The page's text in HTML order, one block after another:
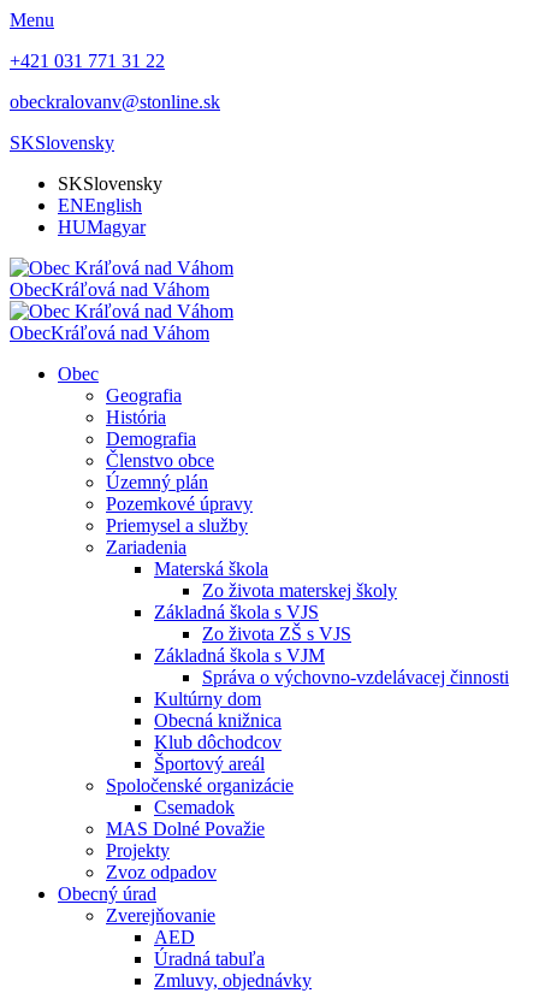
Menu
+421 031 771 31 22
obeckralovanv@stonline.sk
SKSlovensky
SKSlovensky
ENEnglish
HUMagyar
ObecKráľová nad Váhom
ObecKráľová nad Váhom
Obec
Geografia
História
Demografia
Členstvo obce
Územný plán
Pozemkové úpravy
Priemysel a služby
Zariadenia
Materská škola
Zo života materskej školy
Základná škola s VJS
Zo života ZŠ s VJS
Základná škola s VJM
Správa o výchovno-vzdelávacej činnosti
Kultúrny dom
Obecná knižnica
Klub dôchodcov
Športový areál
Spoločenské organizácie
Csemadok
MAS Dolné Považie
Projekty
Zvoz odpadov
Obecný úrad
Zverejňovanie
AED
Úradná tabuľa
Zmluvy, objednávky